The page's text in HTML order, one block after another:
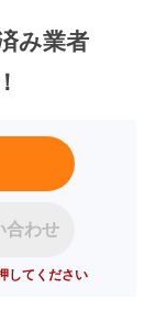
み業者
合わせ
してください